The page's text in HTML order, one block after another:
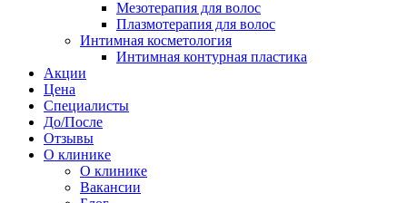
Мезотерапия для волос
Плазмотерапия для волос
Интимная косметология
Интимная контурная пластика
Акции
Цена
Специалисты
До/После
Отзывы
О клинике
О клинике
Вакансии